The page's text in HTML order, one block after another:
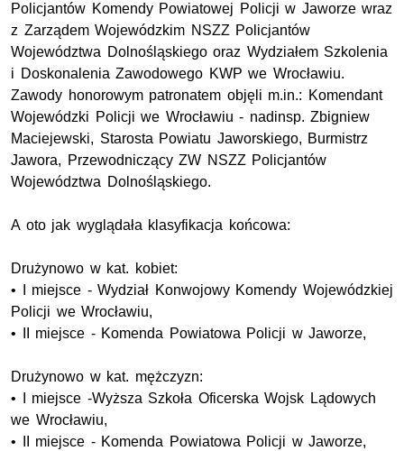
Policjantów Komendy Powiatowej Policji w Jaworze wraz
z Zarządem Wojewódzkim NSZZ Policjantów
Województwa Dolnośląskiego oraz Wydziałem Szkolenia
i Doskonalenia Zawodowego KWP we Wrocławiu.
Zawody honorowym patronatem objęli m.in.: Komendant
Wojewódzki Policji we Wrocławiu - nadinsp. Zbigniew
Maciejewski, Starosta Powiatu Jaworskiego, Burmistrz
Jawora, Przewodniczący ZW NSZZ Policjantów
Województwa Dolnośląskiego.
A oto jak wyglądała klasyfikacja końcowa:
Drużynowo w kat. kobiet:
• I miejsce - Wydział Konwojowy Komendy Wojewódzkiej
Policji we Wrocławiu,
• II miejsce - Komenda Powiatowa Policji w Jaworze,
Drużynowo w kat. mężczyzn:
• I miejsce -Wyższa Szkoła Oficerska Wojsk Lądowych
we Wrocławiu,
• II miejsce - Komenda Powiatowa Policji w Jaworze,